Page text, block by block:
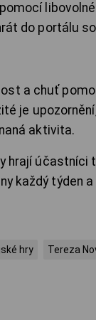
do portálu
a chuť
je
aktivita.
hrají
každý týden
hry Tereza